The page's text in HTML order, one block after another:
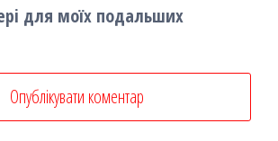
для моїх подальших